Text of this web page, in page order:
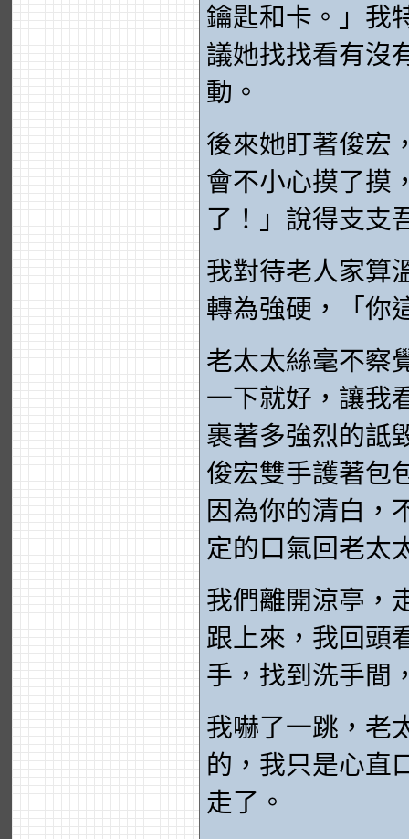
鑰匙和卡。」我
議她找找看有沒
動。
後來她盯著俊宏
會不小心摸了
了！」說得支支
我對待老人家算
轉為強硬，「你
老太太絲毫不察
一下就好，讓
裹著多強烈的詆
俊宏雙手護著包
因為你的清白，
定的口氣回老太
我們離開涼亭，
跟上來，我回頭
手，找到洗手間
我嚇了一跳，老
的，我只是心
走了。